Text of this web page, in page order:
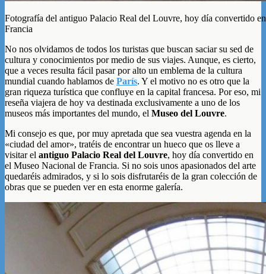
Fotografía del antiguo Palacio Real del Louvre, hoy día convertido
Francia
No nos olvidamos de todos los turistas que buscan saciar su sed de
cultura y conocimientos por medio de sus viajes. Aunque, es cierto,
que a veces resulta fácil pasar por alto un emblema de la cultura
mundial cuando hablamos de París. Y el motivo no es otro que la
gran riqueza turística que confluye en la capital francesa. Por eso, mi
reseña viajera de hoy va destinada exclusivamente a uno de los
museos más importantes del mundo, el Museo del Louvre.
Mi consejo es que, por muy apretada que sea vuestra agenda en la
«ciudad del amor», tratéis de encontrar un hueco que os lleve a
visitar el antiguo Palacio Real del Louvre, hoy día convertido en
el Museo Nacional de Francia. Si no sois unos apasionados del arte
quedaréis admirados, y si lo sois disfrutaréis de la gran colección de
obras que se pueden ver en esta enorme galería.